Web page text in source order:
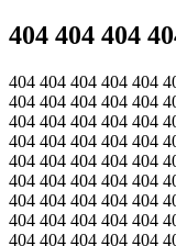
404 404 404
404 404 404 404 404
404 404 404 404 404
404 404 404 404 404
404 404 404 404 404
404 404 404 404 404
404 404 404 404 404
404 404 404 404 404
404 404 404 404 404
404 404 404 404 404